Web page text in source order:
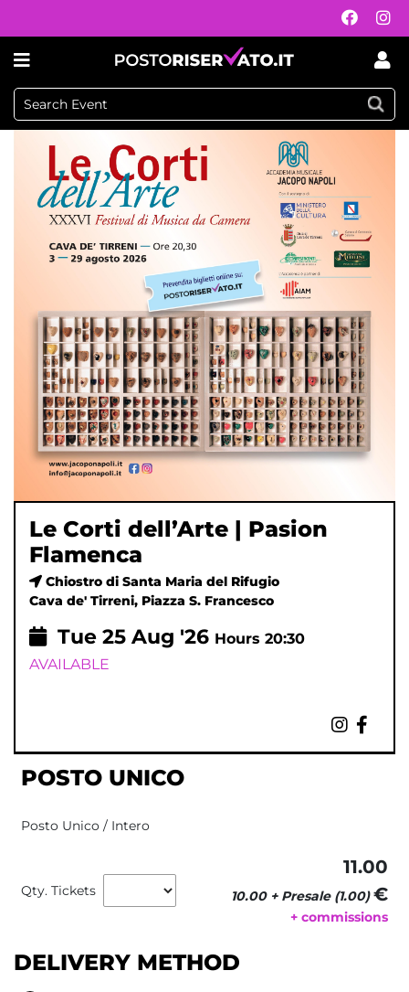
Le Corti dell’Arte | Pasion
Flamenca
Chiostro di Santa Maria del Rifugio
Cava de' Tirreni, Piazza S. Francesco
Tue 25 Aug '26 Hours 20:30
AVAILABLE
POSTO UNICO
Posto Unico / Intero
Qty. Tickets
11.00
10.00 + Presale (1.00)€
+ commissions
DELIVERY METHOD